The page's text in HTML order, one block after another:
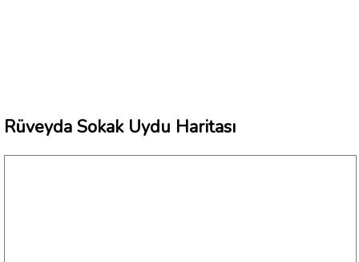
Rüveyda Sokak Uydu Haritası